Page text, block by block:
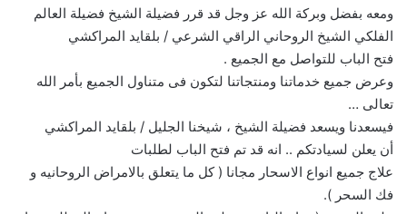
ومعه بفضل وبركة الله عز وجل قد قرر فضيلة الشيخ فضيلة العالم
الفلكي الشيخ الروحاني الراقي الشرعي / بلقايد المراكشي
فتح الباب للتواصل مع الجميع .
وعرض جميع خدماتنا ومنتجاتنا لتكون فى متناول الجميع بأمر الله
تعالى …
فيسعدنا ويسعد فضيلة الشيخ ، شيخنا الجليل / بلقايد المراكشي
أن يعلن لسيادتكم .. انه قد تم فتح الباب لطلبات
علاج جميع انواع الاسحار مجانا ( كل ما يتعلق بالامراض الروحانيه و
فك السحر ).